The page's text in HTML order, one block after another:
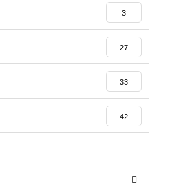
3
27
33
42